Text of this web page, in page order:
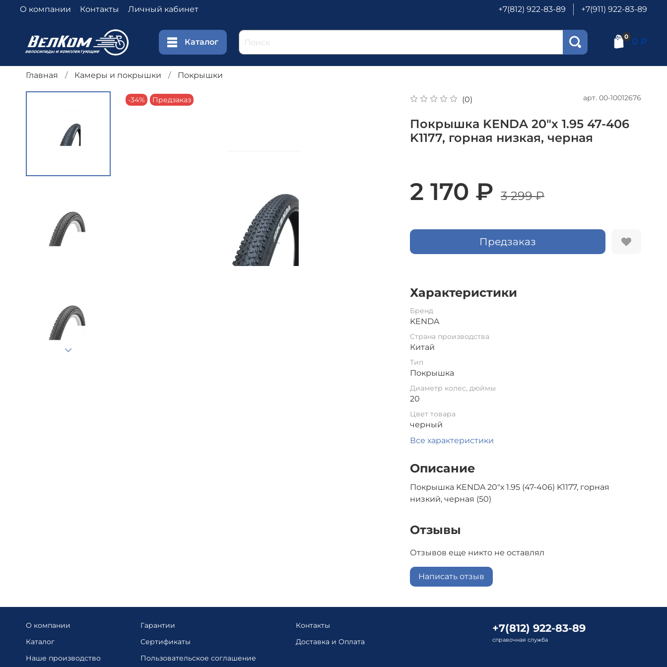
О компании Контакты Личный кабинет +7(812) 922-83-89 +7(911) 922-83-89
Каталог
0 0 ₽
Главная Камеры и покрышки Покрышки
-34% Предзаказ (0) арт. 00-10012676
Покрышка KENDA 20"х 1.95 47-406
K1177, горная низкая, черная
2 170 ₽ 3 299 ₽
Предзаказ
Характеристики
Бренд
KENDA
Страна производства
Китай
Тип
Покрышка
Диаметр колес, дюймы
20
Цвет товара
черный
Все характеристики
Описание
Покрышка KENDA 20"х 1.95 (47-406) K1177, горная
низкий, черная (50)
Отзывы
Отзывов еще никто не оставлял
Написать отзыв
О компании
Каталог
Наше производство
Гарантии
Сертификаты
Пользовательское соглашение
Контакты
Доставка и Оплата
+7(812) 922-83-89
справочная служба